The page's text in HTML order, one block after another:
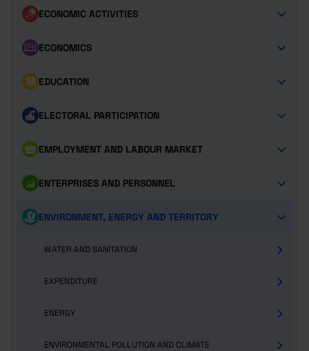
ECONOMIC ACTIVITIES
ECONOMICS
EDUCATION
ELECTORAL PARTICIPATION
EMPLOYMENT AND LABOUR MARKET
ENTERPRISES AND PERSONNEL
ENVIRONMENT, ENERGY AND TERRITORY
WATER AND SANITATION
EXPENDITURE
ENERGY
ENVIRONMENTAL POLLUTION AND CLIMATE